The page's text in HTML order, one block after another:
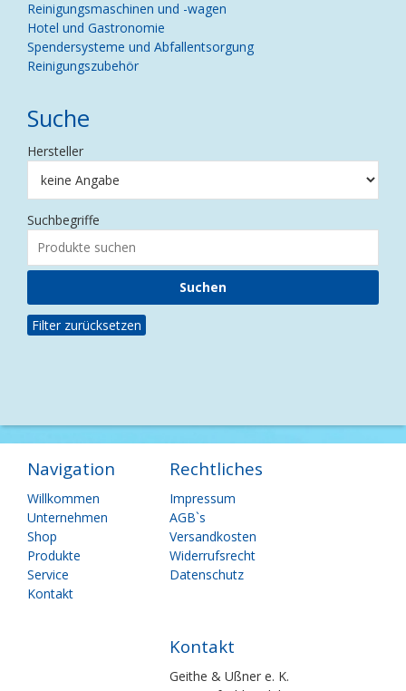
Reinigungsmaschinen und -wagen
Hotel und Gastronomie
Spendersysteme und Abfallentsorgung
Reinigungszubehör
Suche
Hersteller
Suchbegriffe
Filter zurücksetzen
Navigation
Navigation
überspringen
Willkommen
Unternehmen
Shop
Produkte
Service
Kontakt
Rechtliches
Navigation
überspringen
Impressum
AGB`s
Versandkosten
Widerrufsrecht
Datenschutz
Kontakt
Geithe & Ußner e. K.